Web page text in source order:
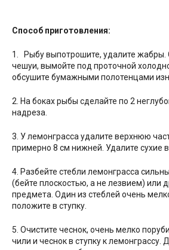
Способ приготовления:
1. Рыбу выпотрошите, удалите жабры.
чешуи, вымойте под проточной
обсушите бумажными полотенцами
2. На боках рыбы сделайте по 2
надреза.
3. У лемонграсса удалите верхнюю
примерно 8 см нижней. Удалите сухие
4. Разбейте стебли лемонграсса
(бейте плоскостью, а не лезвием) или
предмета. Один из стеблей очень
положите в ступку.
5. Очистите чеснок, очень мелко
чили и чеснок в ступку к лемонграссу.